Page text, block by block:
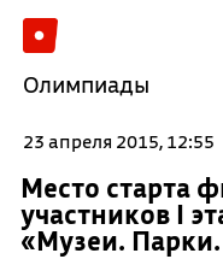
Олимпиады
23 апреля 2015, 12:55
Место старта
участников I
«Музеи.